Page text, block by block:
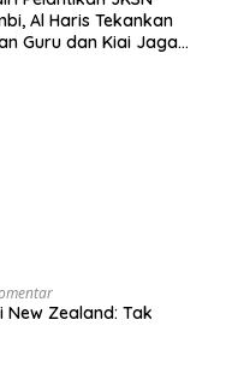
Al Haris Tekankan
Guru dan Kiai Jaga
New Zealand: Tak